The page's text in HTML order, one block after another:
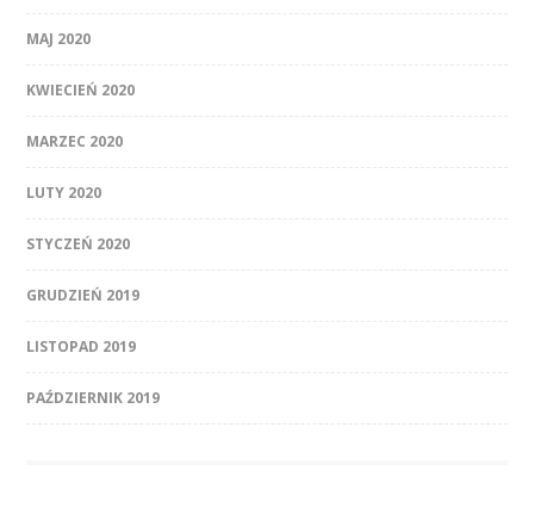
MAJ 2020
KWIECIEŃ 2020
MARZEC 2020
LUTY 2020
STYCZEŃ 2020
GRUDZIEŃ 2019
LISTOPAD 2019
PAŹDZIERNIK 2019